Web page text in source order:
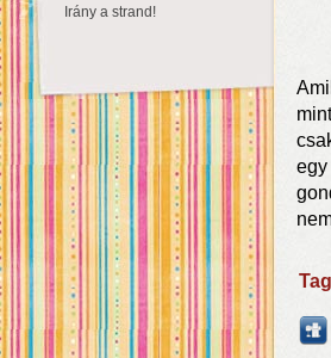
Irány a strand!
egy